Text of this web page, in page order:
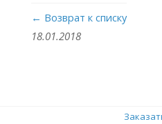
← Возврат к списку
18.01.2018